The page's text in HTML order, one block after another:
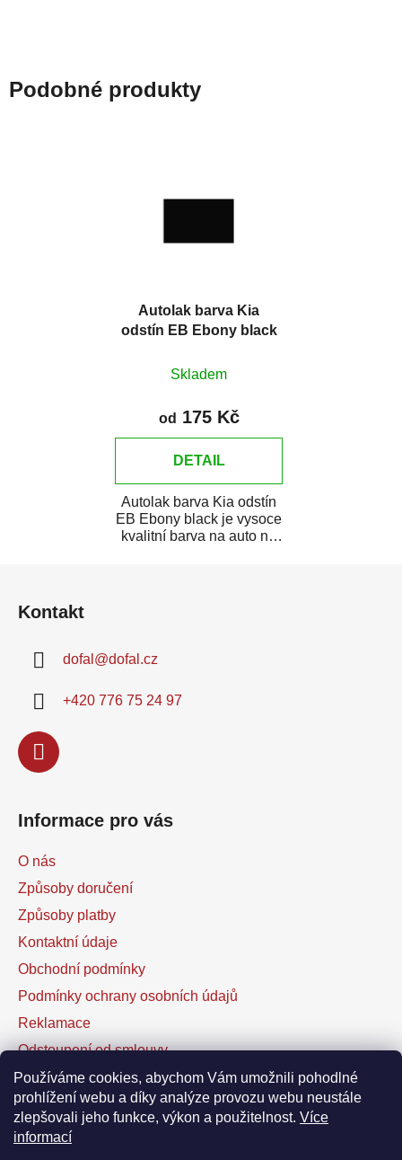
Používáme cookies, abychom Vám umožnili pohodlné
prohlížení webu a díky analýze provozu webu neustále
zlepšovali jeho funkce, výkon a použitelnost. Více
informací
Podobné produkty
Autolak barva Kia
odstín EB Ebony black
Skladem
od 175 Kč
DETAIL
Autolak barva Kia odstín
EB Ebony black je vysoce
kvalitní barva na auto na
Kontakt
dofal @dofal.cz
+420 776 75 24 97
Informace pro vás
O nás
Způsoby doručení
Způsoby platby
Kontaktní údaje
Obchodní podmínky
Podmínky ochrany osobních údajů
Reklamace
Odstoupení od smlouvy
Kontaktní formulář
Facebook